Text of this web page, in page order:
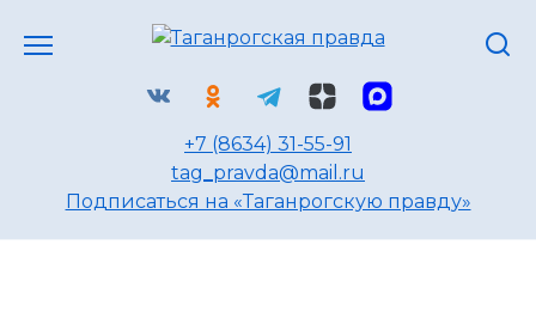
+7 (8634) 31-55-91
tag_pravda@mail.ru
Подписаться на «Таганрогскую правду»